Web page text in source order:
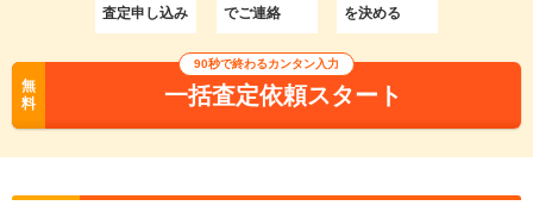
査定申し込み
でご連絡
を決める
無
料
90秒で終わるカンタン入力
一括査定依頼スタート